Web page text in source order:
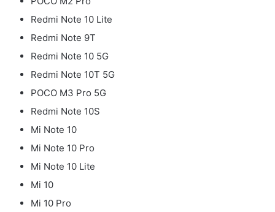
Redmi Note 10 Lite
Redmi Note 9T
Redmi Note 10 5G
Redmi Note 10T 5G
POCO M3 Pro 5G
Redmi Note 10S
Mi Note 10
Mi Note 10 Pro
Mi Note 10 Lite
Mi 10
Mi 10 Pro